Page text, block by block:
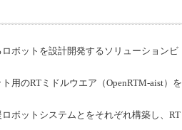
ボットを設計開発するソリューションビ
用のRTミドルウエア（OpenRTM-aist）を
ボットシステムとをそれぞれ構築し、RT